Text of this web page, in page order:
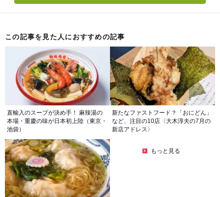
この記事を見た人におすすめの記事
直輸入のスープが決め手！ 麻辣湯の
本場・重慶の味が日本初上陸（東京・
池袋）
新たなファストフード？「おにどん」
など、注目の10店〈大木淳夫の7月の
新店アドレス〉
もっと見る